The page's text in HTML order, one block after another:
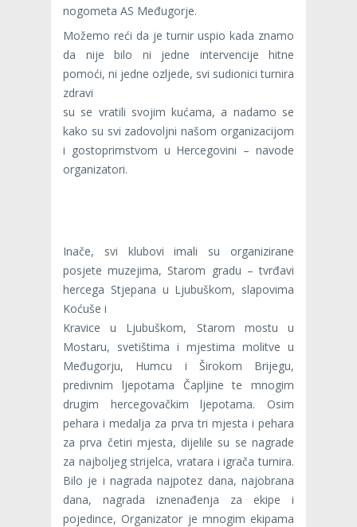
nogometa AS Međugorje.
Možemo reći da je turnir uspio kada znamo
da nije bilo ni jedne intervencije hitne
pomoći, ni jedne ozljede, svi sudionici turnira
zdravi
su se vratili svojim kućama, a nadamo se
kako su svi zadovoljni našom organizacijom
i gostoprimstvom u Hercegovini – navode
organizatori.
Inače, svi klubovi imali su organizirane
posjete muzejima, Starom gradu – tvrđavi
hercega Stjepana u Ljubuškom, slapovima
Koćuše i
Kravice u Ljubuškom, Starom mostu u
Mostaru, svetištima i mjestima molitve u
Međugorju, Humcu i Širokom Brijegu,
predivnim ljepotama Čapljine te mnogim
drugim hercegovačkim ljepotama. Osim
pehara i medalja za prva tri mjesta i pehara
za prva četiri mjesta, dijelile su se nagrade
za najboljeg strijelca, vratara i igrača turnira.
Bilo je i nagrada najpotez dana, najobrana
dana, nagrada iznenađenja za ekipe i
pojedince, Organizator je mnogim ekipama